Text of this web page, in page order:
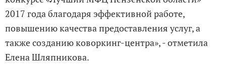
2017 года благодаря эффективной работе,
повышению качества предоставления услуг, а
также созданию коворкинг-центра», - отметила
Елена Шляпникова.